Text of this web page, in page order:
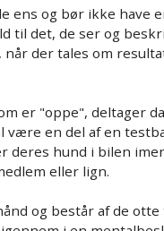
ens og bør ikke have
til det, de ser og
der tales om
er "oppe", deltager
en del af en
deres hund i bilen
eller lign.
og består af de